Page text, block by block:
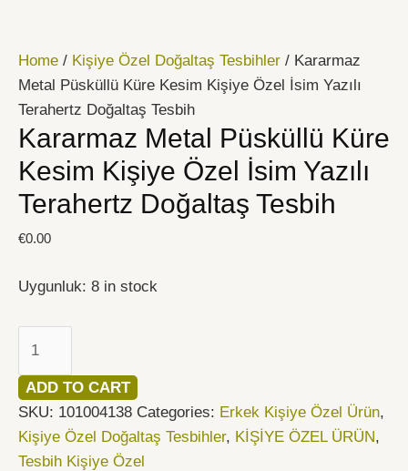
Home / Kişiye Özel Doğaltaş Tesbihler / Kararmaz
Metal Püsküllü Küre Kesim Kişiye Özel İsim Yazılı
Terahertz Doğaltaş Tesbih
Kararmaz Metal Püsküllü Küre
Kesim Kişiye Özel İsim Yazılı
Terahertz Doğaltaş Tesbih
€0.00
Uygunluk: 8 in stock
Püsküllü
Küre
Kesim
Kişiye
Özel
İsim
Yazılı
Terahertz
Tesbih
ADD TO CART
SKU: 101004138 Categories: Erkek Kişiye Özel Ürün,
Kişiye Özel Doğaltaş Tesbihler, KİŞİYE ÖZEL ÜRÜN,
Tesbih Kişiye Özel